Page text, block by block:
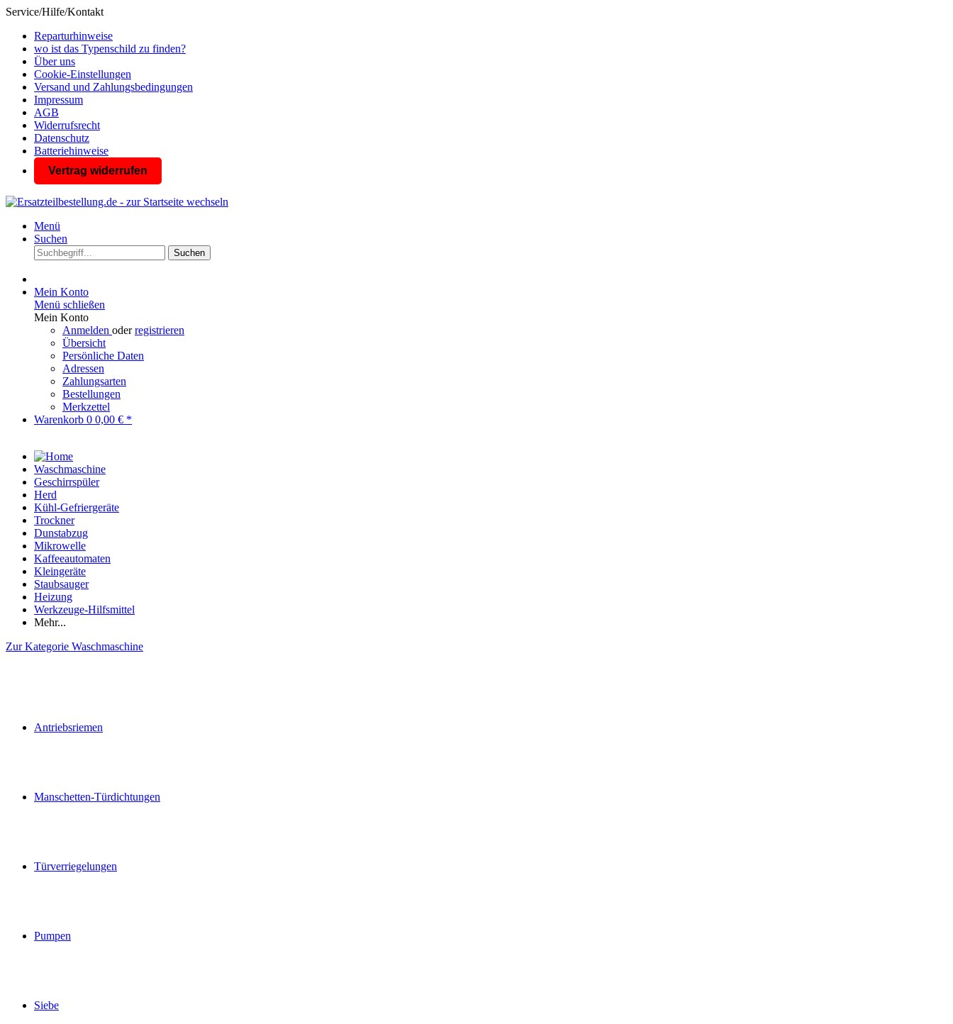
Service/Hilfe/Kontakt
Reparturhinweise
wo ist das Typenschild zu finden?
Über uns
Cookie-Einstellungen
Versand und Zahlungsbedingungen
Impressum
AGB
Widerrufsrecht
Datenschutz
Batteriehinweise
Vertrag widerrufen
Menü
Suchen
Suchen
Mein Konto
Menü schließen
Mein Konto
Anmelden oderregistrieren
Übersicht
Persönliche Daten
Adressen
Zahlungsarten
Bestellungen
Merkzettel
Warenkorb 0 0,00 € *
Waschmaschine
Geschirrspüler
Herd
Kühl-Gefriergeräte
Trockner
Dunstabzug
Mikrowelle
Kaffeeautomaten
Kleingeräte
Staubsauger
Heizung
Werkzeuge-Hilfsmittel
Mehr...
Zur Kategorie Waschmaschine
Antriebsriemen
Manschetten-Türdichtungen
Türverriegelungen
Pumpen
Siebe